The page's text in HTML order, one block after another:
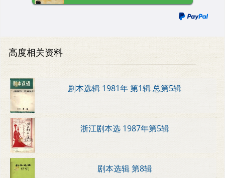
高度相关资料
剧本选辑 1981年 第1辑 总第5辑
浙江剧本选 1987年第5辑
剧本选辑 第8辑